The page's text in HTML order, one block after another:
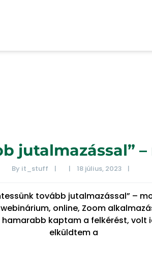
jutalmazással”
By it_stuff | | 18 július, 2023 |
tovább jutalmazással” –
webinárium, online, Zoom
kaptam a felkérést,
elküldtem a